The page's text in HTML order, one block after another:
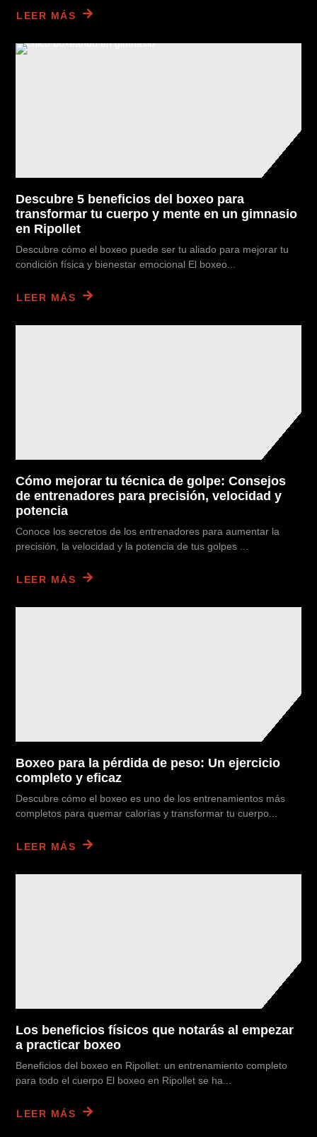
LEER MÁS
Descubre 5 beneficios del boxeo para
transformar tu cuerpo y mente en un gimnasio
en Ripollet
Descubre cómo el boxeo puede ser tu aliado para mejorar tu
condición física y bienestar emocional El boxeo...
LEER MÁS
Cómo mejorar tu técnica de golpe: Consejos
de entrenadores para precisión, velocidad y
potencia
Conoce los secretos de los entrenadores para aumentar la
precisión, la velocidad y la potencia de tus golpes ...
LEER MÁS
Boxeo para la pérdida de peso: Un ejercicio
completo y eficaz
Descubre cómo el boxeo es uno de los entrenamientos más
completos para quemar calorías y transformar tu cuerpo...
LEER MÁS
Los beneficios físicos que notarás al empezar
a practicar boxeo
Beneficios del boxeo en Ripollet: un entrenamiento completo
para todo el cuerpo El boxeo en Ripollet se ha...
LEER MÁS